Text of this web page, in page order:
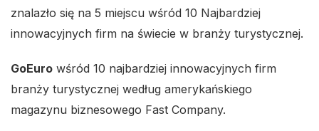
znalazło się na 5 miejscu wśród 10 Najbardziej
innowacyjnych firm na świecie w branży turystycznej.
GoEuro wśród 10 najbardziej innowacyjnych firm
branży turystycznej według amerykańskiego
magazynu biznesowego Fast Company.